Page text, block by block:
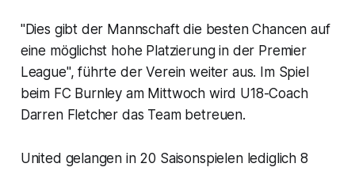
"Dies gibt der Mannschaft die besten Chancen auf
eine möglichst hohe Platzierung in der Premier
League", führte der Verein weiter aus. Im Spiel
beim FC Burnley am Mittwoch wird U18-Coach
Darren Fletcher das Team betreuen.
United gelangen in 20 Saisonspielen lediglich 8